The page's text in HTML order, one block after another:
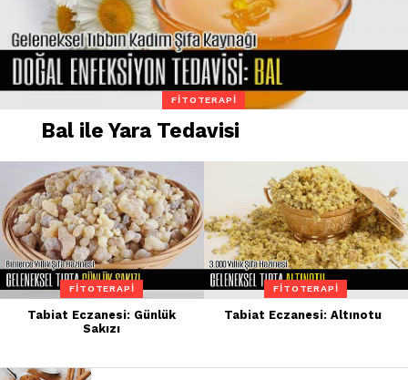
FITOTERAPI
Bal ile Yara Tedavisi
FITOTERAPI
Tabiat Eczanesi: Günlük
Sakızı
FITOTERAPI
Tabiat Eczanesi: Altınotu